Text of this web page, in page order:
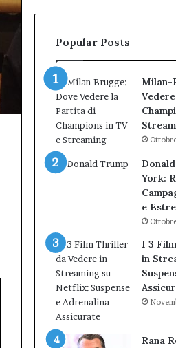
del
Popular Posts
Milan-
York:
e
I 3
in
Rana